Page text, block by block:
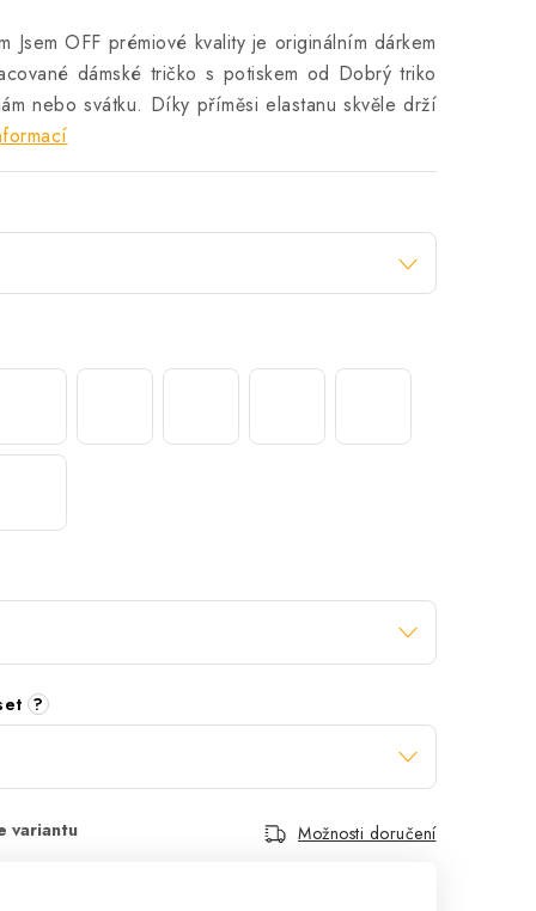
Jsem OFF prémiové kvality je originálním dárkem
dámské tričko s potiskem od Dobrý triko
nebo svátku. Díky příměsi elastanu skvěle drží
?
Možnosti doručení